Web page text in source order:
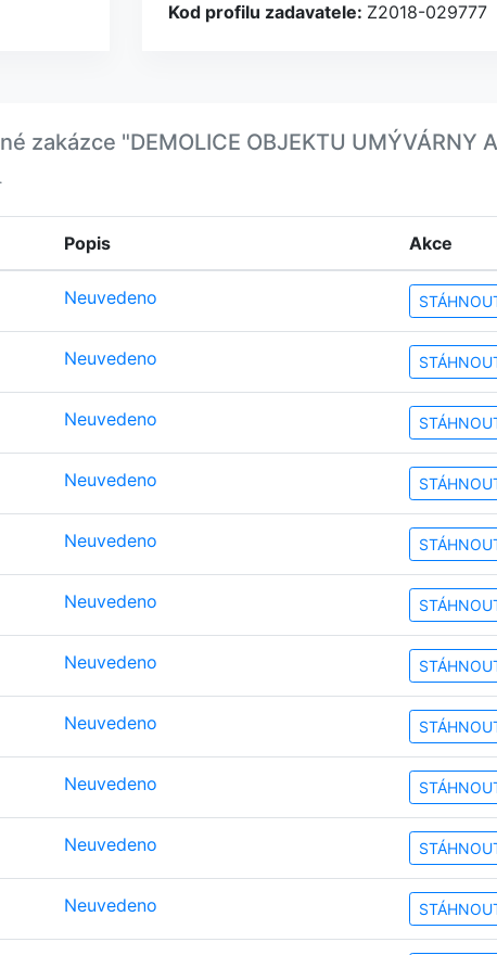
Kod profilu zadavatele: Z2018-029777
"DEMOLICE OBJEKTU UMÝVÁRNY
.
Popis Akce
Neuvedeno
Neuvedeno
Neuvedeno
Neuvedeno
Neuvedeno
Neuvedeno
Neuvedeno
Neuvedeno
Neuvedeno
Neuvedeno
Neuvedeno